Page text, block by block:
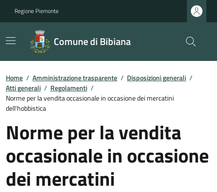
Regione Piemonte
Comune di Bibiana
Home / Amministrazione trasparente / Disposizioni generali /
Atti generali / Regolamenti /
Norme per la vendita occasionale in occasione dei mercatini
dell'hobbistica
Norme per la vendita
occasionale in occasione
dei mercatini